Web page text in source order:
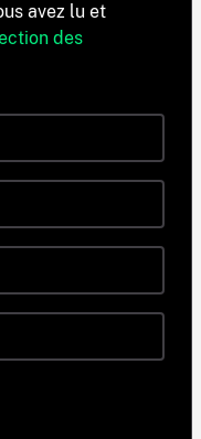
avez lu et
des